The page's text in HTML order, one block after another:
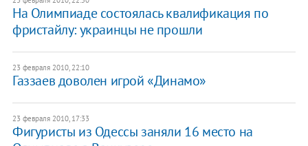
На Олимпиаде состоялась квалификация по
фристайлу: украинцы не прошли
23 февраля 2010, 22:10
Газзаев доволен игрой «Динамо»
23 февраля 2010, 17:33
Фигуристы из Одессы заняли 16 место на